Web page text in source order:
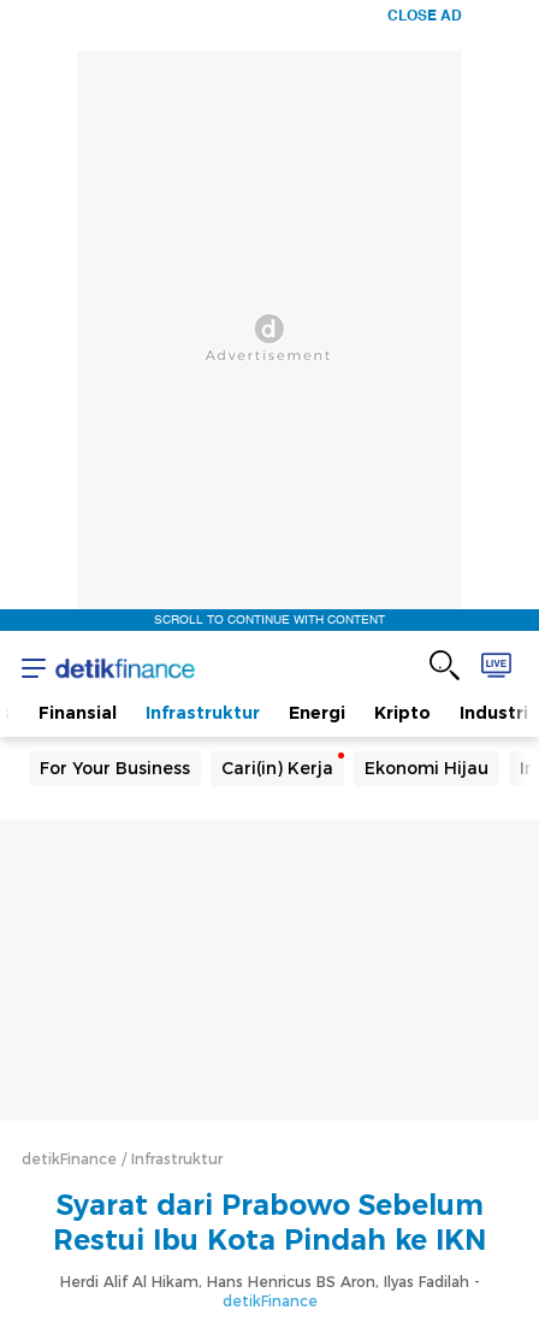
CLOSE AD
SCROLL TO CONTINUE WITH CONTENT
Finansial Infrastruktur Energi Kripto Industri
For Your Business Cari(in) Kerja Ekonomi Hijau
detikFinance Infrastruktur
Syarat dari Prabowo Sebelum
Restui Ibu Kota Pindah ke IKN
Herdi Alif Al Hikam, Hans Henricus BS Aron, Ilyas Fadilah -
detikFinance